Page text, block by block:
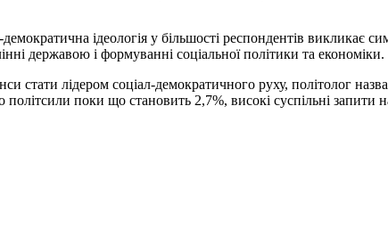
ідеологія у більшості респондентів
державою і формуванні соціальної політики та економіки.
стати лідером соціал-демократичного руху, політолог
поки що становить 2,7%, високі суспільні запити